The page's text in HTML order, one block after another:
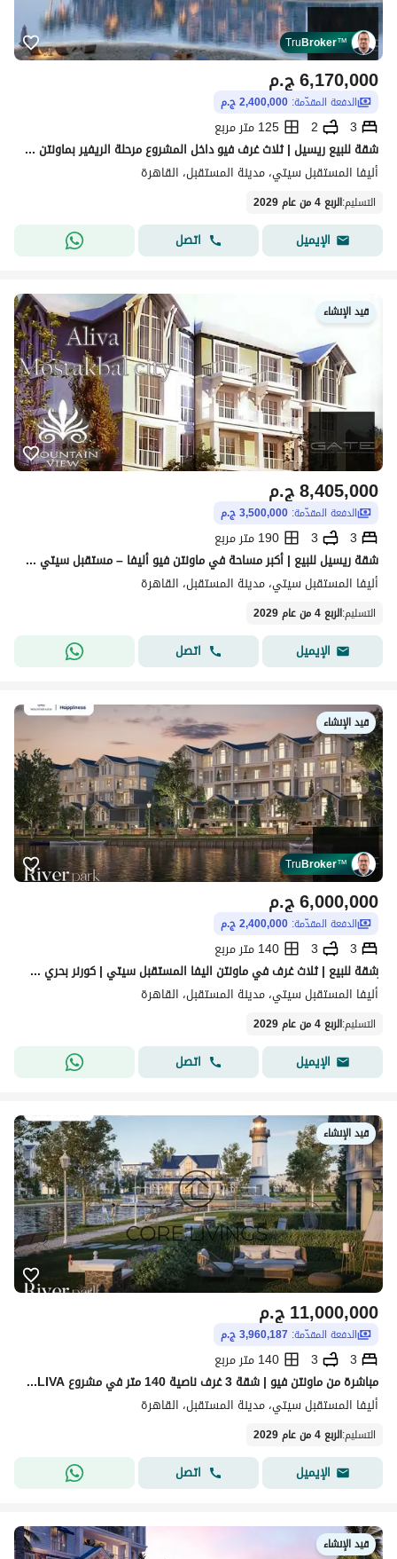
TruBroker™
ج.م6,170,000
الدفعة المقدّمة: 2,400,000 ج.م
3
2
125 متر مربع
شقة للبيع ريسيل | ثلاث غرف فيو داخل المشروع مرحلة الريفير بماونتن فيو اليفا المستقبل سيتي
أليفا المستقبل سيتي، مدينة المستقبل، القاهرة
التسليم:الربع 4 من عام 2029
الإيميل اتصل
قيد الإنشاء
ج.م8,405,000
الدفعة المقدّمة: 3,500,000 ج.م
3
3
190 متر مربع
شقة ريسيل للبيع | أكبر مساحة في ماونتن فيو أليفا – مستقبل سيتي مرحلة الريفر بارك
أليفا المستقبل سيتي، مدينة المستقبل، القاهرة
التسليم:الربع 4 من عام 2029
الإيميل اتصل
قيد الإنشاء
TruBroker™
ج.م6,000,000
الدفعة المقدّمة: 2,400,000 ج.م
3
3
140 متر مربع
ِشقة للبيع | ثلاث غرف في ماونتن اليفا المستقبل سيتي | كورنر بحري صريح | ريسيل
أليفا المستقبل سيتي، مدينة المستقبل، القاهرة
التسليم:الربع 4 من عام 2029
الإيميل اتصل
قيد الإنشاء
ج.م11,000,000
الدفعة المقدّمة: 3,960,187 ج.م
3
3
140 متر مربع
مباشرة من ماونتن فيو | شقة 3 غرف ناصية 140 متر في مشروع ALIVA | مدينة المستقبل – القاهرة الجديدة
أليفا المستقبل سيتي، مدينة المستقبل، القاهرة
التسليم:الربع 4 من عام 2029
الإيميل اتصل
قيد الإنشاء